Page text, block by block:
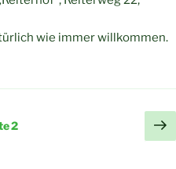
wie immer willkommen.
2